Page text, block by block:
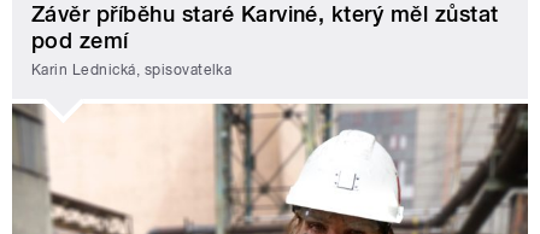
Závěr příběhu staré Karviné, který měl zůstat
pod zemí
Karin Lednická, spisovatelka